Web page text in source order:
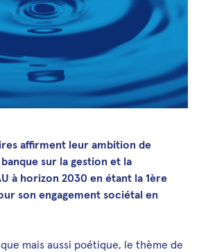
affirment leur ambition de
sur la gestion et la
à horizon 2030 en étant la 1ère
son engagement sociétal en
mais aussi poétique, le thème de